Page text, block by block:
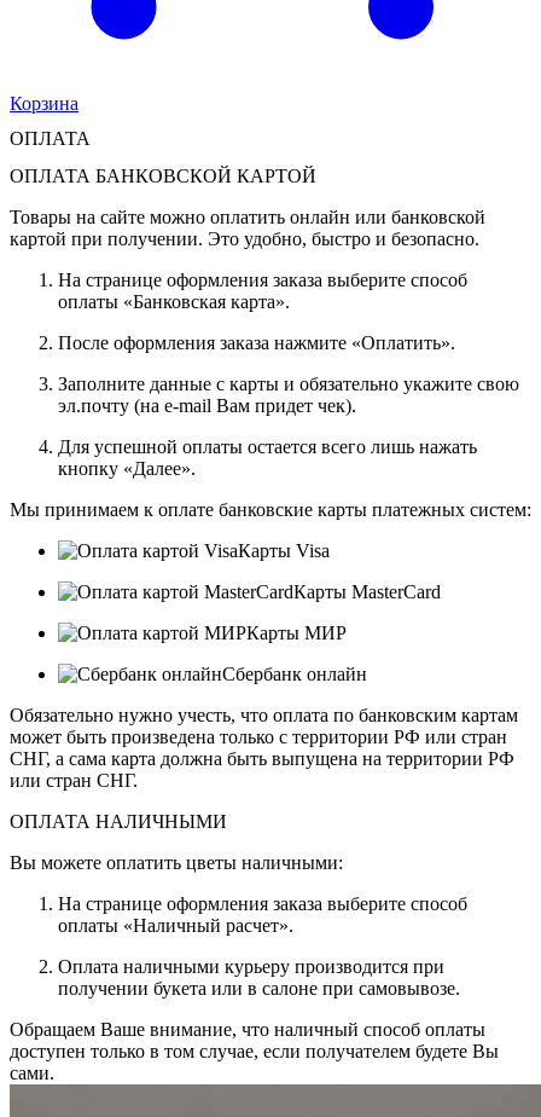
Корзина
ОПЛАТА
ОПЛАТА БАНКОВСКОЙ КАРТОЙ
Товары на сайте можно оплатить онлайн или банковской
картой при получении. Это удобно, быстро и безопасно.
На странице оформления заказа выберите способ
оплаты «Банковская карта».
После оформления заказа нажмите «Оплатить».
Заполните данные с карты и обязательно укажите свою
эл.почту (на e-mail Вам придет чек).
Для успешной оплаты остается всего лишь нажать
кнопку «Далее».
Мы принимаем к оплате банковские карты платежных систем:
Карты Visa
Карты MasterCard
Карты МИР
Сбербанк онлайн
Обязательно нужно учесть, что оплата по банковским картам
может быть произведена только с территории РФ или стран
СНГ, а сама карта должна быть выпущена на территории РФ
или стран СНГ.
ОПЛАТА НАЛИЧНЫМИ
Вы можете оплатить цветы наличными:
На странице оформления заказа выберите способ
оплаты «Наличный расчет».
Оплата наличными курьеру производится при
получении букета или в салоне при самовывозе.
Обращаем Ваше внимание, что наличный способ оплаты
доступен только в том случае, если получателем будете Вы
сами.